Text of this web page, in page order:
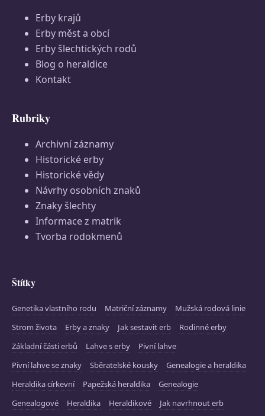
Erby krajů
Erby měst a obcí
Erby šlechtických rodů
Blog o heraldice
Kontakt
Rubriky
Archivní záznamy
Historické erby
Historické vědy
Návrhy osobních znaků
Znaky šlechty
Informace z matrik
Tvorba rodokmenů
Štítky
Genetika vlastního rodu Matriční záznamy
Mužská rodová linie
Strom života
Erby a znaky Jak sestavit erb
Rodinné erby
Základní části erbů
Lahve s erby
Pivní lahve
Pivní lahve se znaky
Sběratelské kousky
Genealogie a heraldika
Heraldika církevní
Papežská heraldika
Genealogie
Genealogové
Heraldika Heraldikové Jak navrhnout erb